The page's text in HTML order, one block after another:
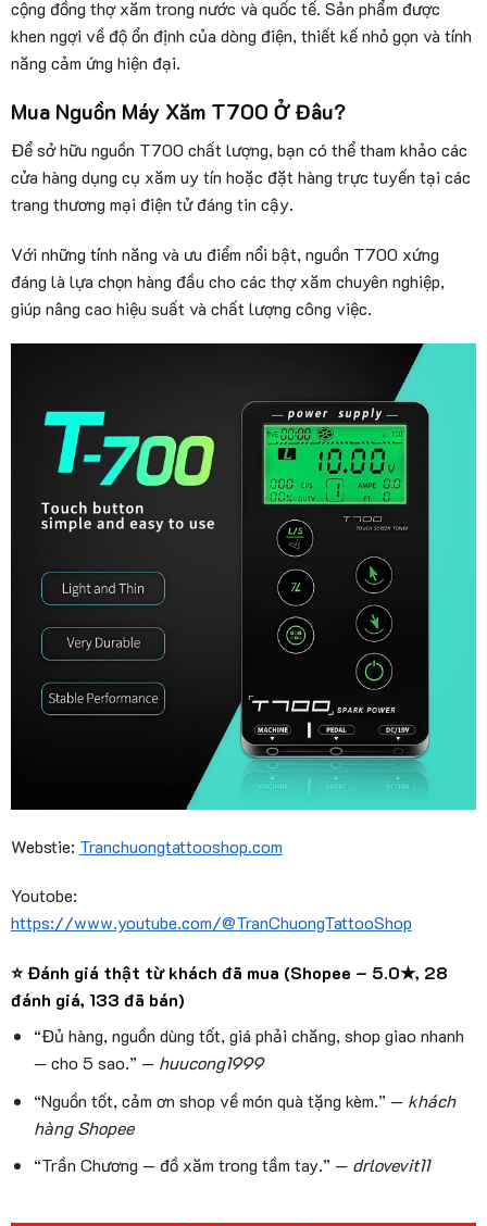
cộng đồng thợ xăm trong nước và quốc tế. Sản phẩm được
khen ngợi về độ ổn định của dòng điện, thiết kế nhỏ gọn và tính
năng cảm ứng hiện đại.
Mua Nguồn Máy Xăm T700 Ở Đâu?
Để sở hữu nguồn T700 chất lượng, bạn có thể tham khảo các
cửa hàng dụng cụ xăm uy tín hoặc đặt hàng trực tuyến tại các
trang thương mại điện tử đáng tin cậy.
Với những tính năng và ưu điểm nổi bật, nguồn T700 xứng
đáng là lựa chọn hàng đầu cho các thợ xăm chuyên nghiệp,
giúp nâng cao hiệu suất và chất lượng công việc.
Webstie: Tranchuongtattooshop.com
Youtobe:
https://www.youtube.com/@TranChuongTattooShop
⭐ Đánh giá thật từ khách đã mua (Shopee – 5.0★, 28
đánh giá, 133 đã bán)
“Đủ hàng, nguồn dùng tốt, giá phải chăng, shop giao nhanh
— cho 5 sao.” — huucong1999
“Nguồn tốt, cảm ơn shop về món quà tặng kèm.” — khách
hàng Shopee
“Trần Chương — đồ xăm trong tầm tay.” — drlovevit11